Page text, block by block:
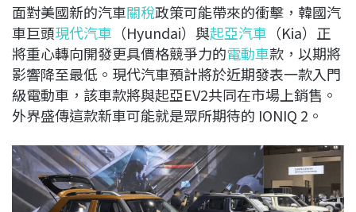
b
o
o
k
a
d
s
e
d
I
n
L
i
n
k
面對美國新的汽車關稅政策可能帶來的衝擊，韓國汽
車巨頭現代汽車 （Hyundai）與起亞汽車 （Kia）正
將重心轉向開發更具價格競爭力的電動車款，以期將
影響降至最低。現代汽車預計將於近期發表一款入門
級電動車，該車款將與起亞EV2共同在市場上銷售。
外界盛傳這款新車可能就是眾所期待的 IONIQ 2。